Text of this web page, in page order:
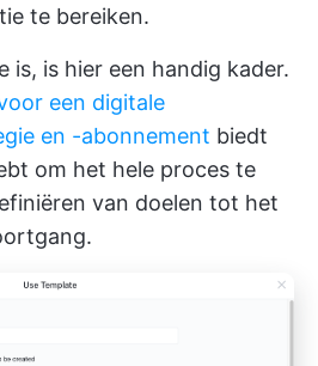
te bereiken.
is, is hier een handig kader.
een digitale
en -abonnement biedt
om het hele proces te
van doelen tot het